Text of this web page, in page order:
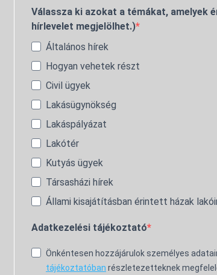
Válassza ki azokat a témákat, amelyek
hírlevelet megjelölhet.)
Általános hírek
Hogyan vehetek részt
Civil ügyek
Lakásügynökség
Lakáspályázat
Lakótér
Kutyás ügyek
Társasházi hírek
Állami kisajátításban érintett házak
Adatkezelési tájékoztató
Önkéntesen hozzájárulok személyes
tájékoztatóban részletezetteknek